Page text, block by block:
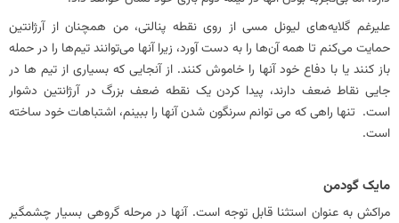
علیرغم گلایه‌های لیونل مسی از روی نقطه پنالتی، من همچنان از آرژانتین
حمایت می‌کنم تا همه آن‌ها را به دست آورد، زیرا آنها می‌توانند تیم‌ها را در حمله
باز کنند یا با دفاع خود آنها را خاموش کنند. از آنجایی که بسیاری از تیم ها در
جایی نقاط ضعف دارند، پیدا کردن یک نقطه ضعف بزرگ در آرژانتین دشوار
است. تنها راهی که می توانم سرنگون شدن آنها را ببینم، اشتباهات خود ساخته
است.
مایک گودمن
مراکش به عنوان استثنا قابل توجه است. آنها در مرحله گروهی بسیار چشمگیر